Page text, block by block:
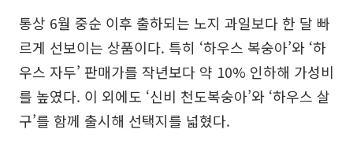
통상 6월 중순 이후 출하되는 노지 과일보다 한 달 빠
르게 선보이는 상품이다. 특히 ‘하우스 복숭아’와 ‘하
우스 자두’ 판매가를 작년보다 약 10% 인하해 가성비
를 높였다. 이 외에도 ‘신비 천도복숭아’와 ‘하우스 살
구’를 함께 출시해 선택지를 넓혔다.